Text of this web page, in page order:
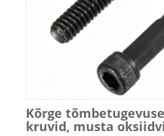
Kõrge
kruvid, musta